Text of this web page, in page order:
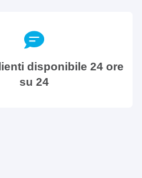
disponibile 24 ore
su 24